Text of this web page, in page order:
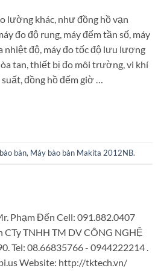
lường khác, như đồng hồ vạn
đo độ rung, máy đếm tần số, máy
nhiệt độ, máy đo tốc độ lưu lượng
tan, thiết bị đo môi trường, vi khí
đồng hồ đếm giờ …
bàn, Máy bào bàn Makita 2012NB.
Phạm Đến Cell: 091.882.0407
CTy TNHH TM DV CÔNG NGHỆ
Tel: 08.66835766 - 0944222214 .
Website: http://tktech.vn/